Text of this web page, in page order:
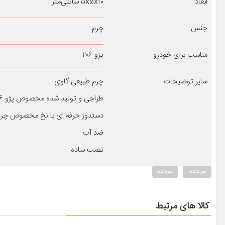
جنس چرم
مناسب برای خودرو پژو ۲۰۶
سایر توضیحات
چرم طبیعی گاوی
طراحی و تولید شده مخصوص پژو ۲۰۶ و پژو ۲۰۷
دستدوز حرفه ای با نخ مخصوص
ضد آب
نصب ساده
سر دنده سردنده
کالا های مرتبط